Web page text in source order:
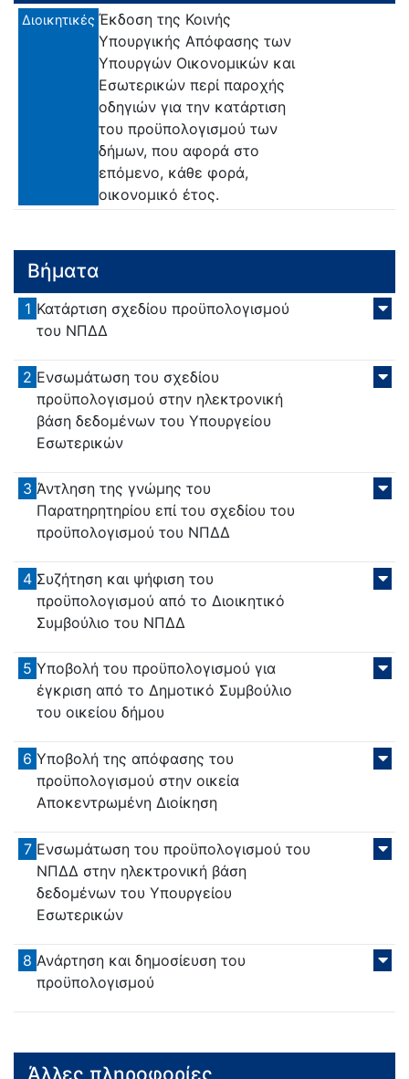
Διοικητικές Έκδοση της Κοινής
Υπουργικής Απόφασης των
Υπουργών Οικονομικών και
Εσωτερικών περί παροχής
οδηγιών για την κατάρτιση
του προϋπολογισμού των
δήμων, που αφορά στο
επόμενο, κάθε φορά,
οικονομικό έτος.
Βήματα
1 Κατάρτιση σχεδίου προϋπολογισμού
του ΝΠΔΔ
2 Ενσωμάτωση του σχεδίου
προϋπολογισμού στην ηλεκτρονική
βάση δεδομένων του Υπουργείου
Εσωτερικών
3 Άντληση της γνώμης του
Παρατηρητηρίου επί του σχεδίου του
προϋπολογισμού του ΝΠΔΔ
4 Συζήτηση και ψήφιση του
προϋπολογισμού από το Διοικητικό
Συμβούλιο του ΝΠΔΔ
5 Υποβολή του προϋπολογισμού για
έγκριση από το Δημοτικό Συμβούλιο
του οικείου δήμου
6 Υποβολή της απόφασης του
προϋπολογισμού στην οικεία
Αποκεντρωμένη Διοίκηση
7 Ενσωμάτωση του προϋπολογισμού του
ΝΠΔΔ στην ηλεκτρονική βάση
δεδομένων του Υπουργείου
Εσωτερικών
8 Ανάρτηση και δημοσίευση του
προϋπολογισμού
Άλλες πληροφορίες